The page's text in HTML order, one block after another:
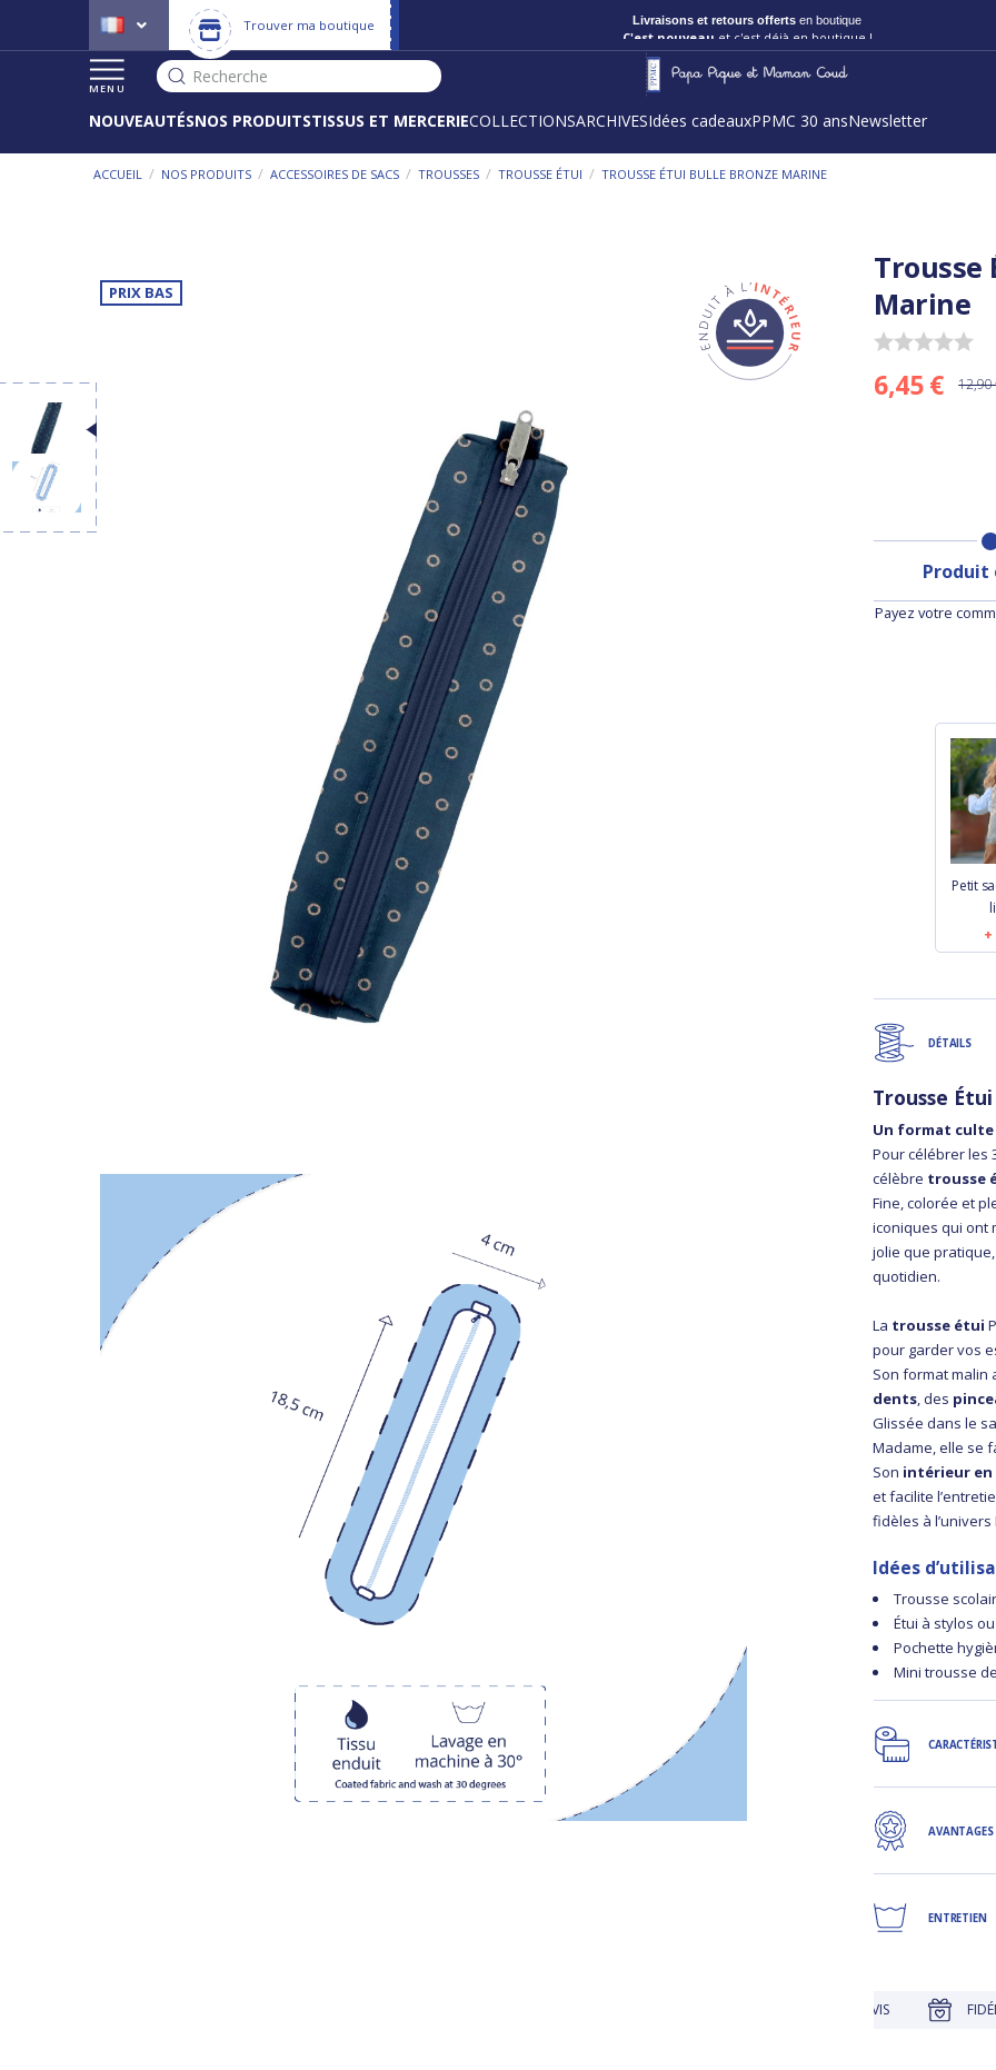
Trouver ma boutique Livraisons et retours offerts en boutique
C'est nouveau et c'est déjà en boutique !
MENU
Recherche
NOUVEAUTÉSNOS PRODUITSTISSUS ET MERCERIECOLLECTIONSARCHIVESIdées cadeauxPPMC 30 ansNewsletter
ACCUEIL / NOS PRODUITS / ACCESSOIRES DE SACS / TROUSSES / TROUSSE ÉTUI / TROUSSE ÉTUI BULLE BRONZE MARINE
PRIX BAS
Trousse
Marine
6,45 € 12,90
Produit
Payez votre
Petit
DÉTAILS
Trousse
Un format culte
Pour célébrer les
célèbre trousse
Fine, colorée et
iconiques qui ont
jolie que
quotidien.
La trousse étui
pour garder vos
Son format malin
dents, des
Glissée dans le
Madame, elle se
Son intérieur
et facilite
fidèles à l’univers
Idées
Trousse
Étui à stylos
Pochette
Mini trousse
AVANTAGES
ENTRETIEN
FIDÉLITÉ